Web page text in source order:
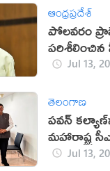
ఆంధ్రప్రదేశ్
పోలవరం
పరిశీలించిన
Jul 13,
తెలంగాణ
పవన్
మహారాష్ట్ర
Jul 13,